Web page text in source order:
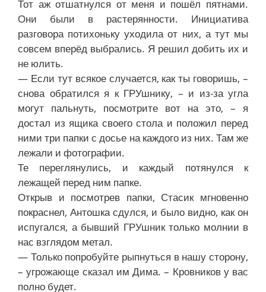
Тот аж отшатнулся от меня и пошёл пятнами.
Они были в растерянности. Инициатива
разговора потихоньку уходила от них, а тут мы
совсем вперёд выбрались. Я решил добить их и
не юлить.
— Если тут всякое случается, как ты говоришь, –
снова обратился я к ГРУшнику, – и из-за угла
могут пальнуть, посмотрите вот на это, – я
достал из ящика своего стола и положил перед
ними три папки с досье на каждого из них. Там же
лежали и фотографии.
Те переглянулись, и каждый потянулся к
лежащей перед ним папке.
Открыв и посмотрев папки, Стасик мгновенно
покраснел, Антошка сдулся, и было видно, как он
испугался, а бывший ГРУшник только молнии в
нас взглядом метал.
— Только попробуйте рыпнуться в нашу сторону,
– угрожающе сказал им Дима. – Кровников у вас
полно будет.